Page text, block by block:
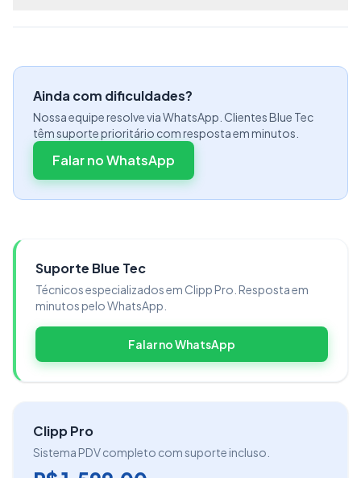
Ainda com dificuldades?
Nossa equipe resolve via WhatsApp. Clientes Blue Tec
têm suporte prioritário com resposta em minutos.
Falar no WhatsApp
Suporte Blue Tec
Técnicos especializados em Clipp Pro. Resposta em
minutos pelo WhatsApp.
Falar no WhatsApp
Clipp Pro
Sistema PDV completo com suporte incluso.